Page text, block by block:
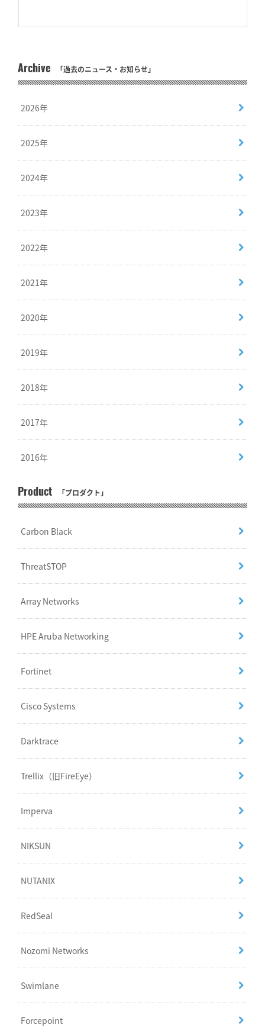
Archive 「過去のニュース・お知らせ」
2026年
2025年
2024年
2023年
2022年
2021年
2020年
2019年
2018年
2017年
2016年
Product 「プロダクト」
Carbon Black
ThreatSTOP
Array Networks
HPE Aruba Networking
Fortinet
Cisco Systems
Darktrace
Trellix（旧FireEye）
Imperva
NIKSUN
NUTANIX
RedSeal
Nozomi Networks
Swimlane
Forcepoint